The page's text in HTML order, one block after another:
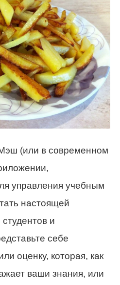
(или в современном
управления учебным
настоящей
и
себе
оценку, которая, как
ваши знания, или